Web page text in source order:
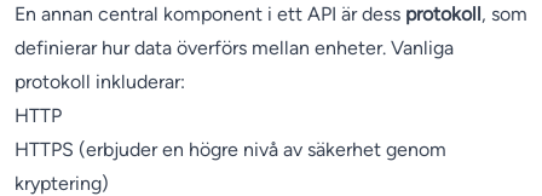
En annan central komponent i ett API är dess protokoll, som
definierar hur data överförs mellan enheter. Vanliga
protokoll inkluderar:
HTTP
HTTPS (erbjuder en högre nivå av säkerhet genom
kryptering)